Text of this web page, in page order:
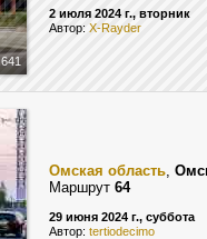
641
2 июля 2024 г., вторник
Автор: X-Rayder
Омская область,
Маршрут 64
29 июня 2024 г., суббота
Автор: tertiodecimo